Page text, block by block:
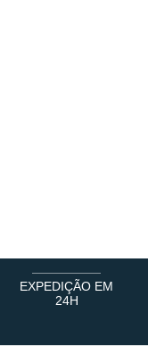
EXPEDIÇÃO EM
24H